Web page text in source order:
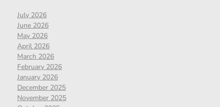
July 2026
June 2026
May 2026
April 2026
March 2026
February 2026
January 2026
December 2025
November 2025